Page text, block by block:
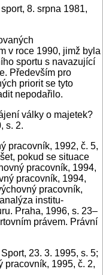
8. srpna 1981,
v roce 1990, jimž byla
sportu s navazující
Především pro
priorit se tyto
nepodařilo.
války o majetek?
s. 2.
pracovník, 1992, č. 5,
pokud se situace
pracovník, 1994,
pracovník, 1994,
pracovník,
analýza institu­
Praha, 1996, s. 23–
právem. Právní
23. 3. 1995, s. 5;
pracovník, 1995, č. 2,